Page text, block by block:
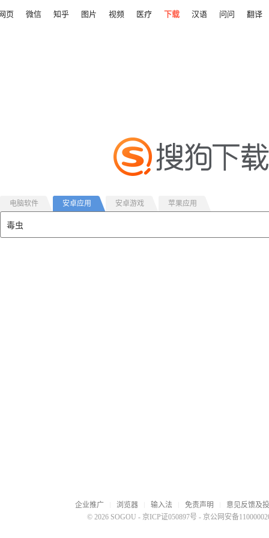
页 微信 知乎 图片 视频 医疗 下载 汉语 问问 翻译
电脑软件 安卓应用 安卓游戏 苹果应用
企业推广 浏览器 输入法 免责声明
意见反馈及
© 2026 SOGOU - 京ICP证050897号 - 京公网安备